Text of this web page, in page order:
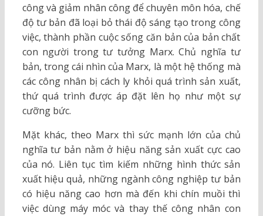
công và giảm nhân công để chuyên môn hóa, chế
độ tư bản đã loại bỏ thái độ sáng tạo trong công
việc, thành phần cuộc sống căn bản của bản chất
con người trong tư tưởng Marx. Chủ nghĩa tư
bản, trong cái nhìn của Marx, là một hệ thống mà
các công nhân bị cách ly khỏi quá trình sản xuất,
thứ quá trình được áp đặt lên họ như một sự
cưỡng bức.
Mặt khác, theo Marx thì sức mạnh lớn của chủ
nghĩa tư bản nằm ở hiệu năng sản xuất cực cao
của nó. Liên tục tìm kiếm những hình thức sản
xuất hiệu quả, những ngành công nghiệp tư bản
có hiệu năng cao hơn mà đến khi chín muồi thì
việc dùng máy móc và thay thế công nhân con